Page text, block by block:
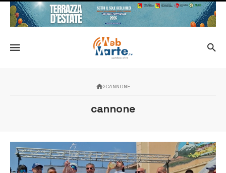
CANNONE
cannone